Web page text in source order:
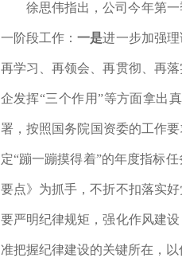
徐思伟指出，公司今年第
一阶段工作：一是进一步加强
再学习、再领会、再贯彻、再
企发挥“三个作用”等方面拿出真
署，按照国务院国资委的工作
定“蹦一蹦摸得着”的年度指标
要点》为抓手，不折不扣落实
要严明纪律规矩，强化作风建
准把握纪律建设的关键所在，